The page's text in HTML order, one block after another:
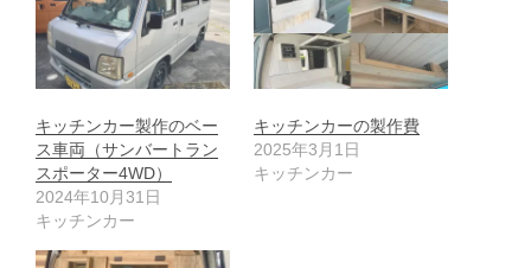
キッチンカー製作のベー
ス車両（サンバートラン
スポーター4WD）
2024年10月31日
キッチンカー
キッチンカーの製作費
2025年3月1日
キッチンカー